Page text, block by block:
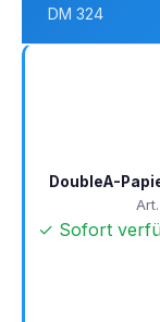
DM 324
DoubleA-
✓ Sofort